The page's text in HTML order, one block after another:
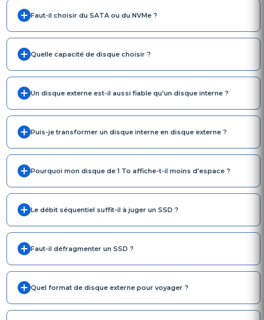
Faut-il choisir du SATA ou du NVMe ?
Quelle capacité de disque choisir ?
Un disque externe est-il aussi fiable qu'un disque interne ?
Puis-je transformer un disque interne en disque externe ?
Pourquoi mon disque de 1 To affiche-t-il moins d'espace ?
Le débit séquentiel suffit-il à juger un SSD ?
Faut-il défragmenter un SSD ?
Quel format de disque externe pour voyager ?